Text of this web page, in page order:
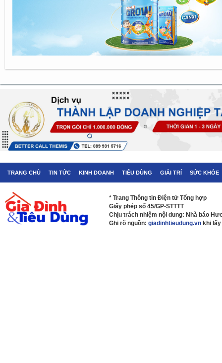
TRANG CHỦ TIN TỨC KINH DOANH TIÊU DÙNG GIẢI TRÍ SỨC KHỎE
* Trang Thông tin Điện tử Tổng hợp
Giấy phép số 45/GP-STTTT
Chịu trách nhiệm nội dung: Nhà báo
Ghi rõ nguồn: giadinhtieudung.vn khi